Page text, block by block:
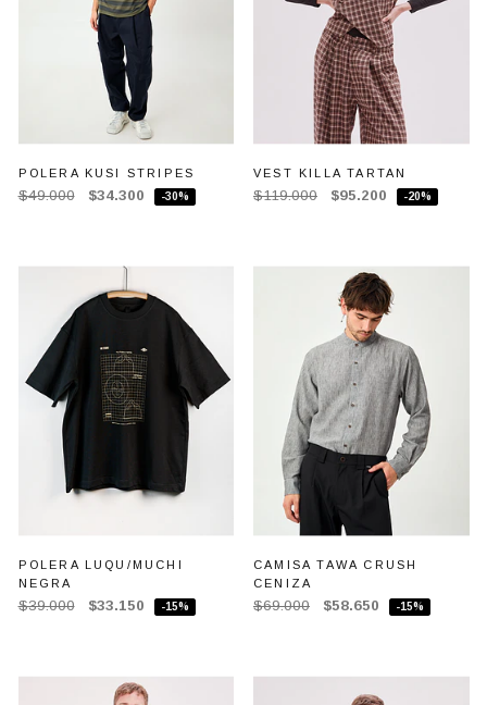
POLERA KUSI STRIPES
$49.000 $34.300 -30%
VEST KILLA TARTAN
$119.000 $95.200 -20%
POLERA LUQU/MUCHI
NEGRA
$39.000 $33.150 -15%
CAMISA TAWA CRUSH
CENIZA
$69.000 $58.650 -15%